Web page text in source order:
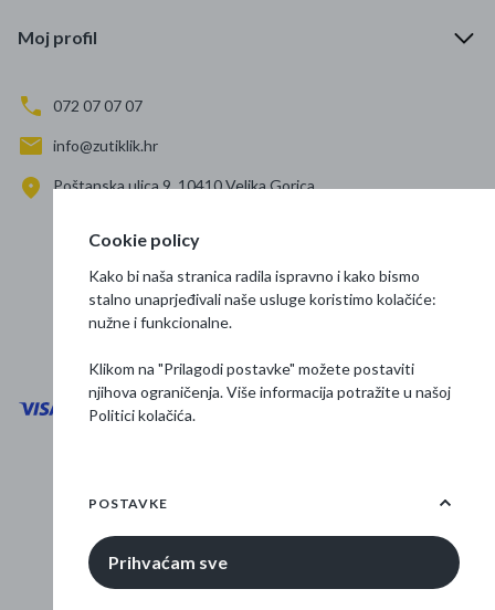
Moj profil
072 07 07 07
info@zutiklik.hr
Poštanska ulica 9, 10410 Velika Gorica
Prati nas
Osnovne informacije
© 2026 Žuti klik
Cookie policy
Kako bi naša stranica radila ispravno i kako bismo
stalno unaprjeđivali naše usluge koristimo kolačiće:
nužne i funkcionalne.
Klikom na "Prilagodi postavke" možete postaviti
njihova ograničenja. Više informacija potražite u našoj
Politici kolačića.
POSTAVKE
Prihvaćam sve